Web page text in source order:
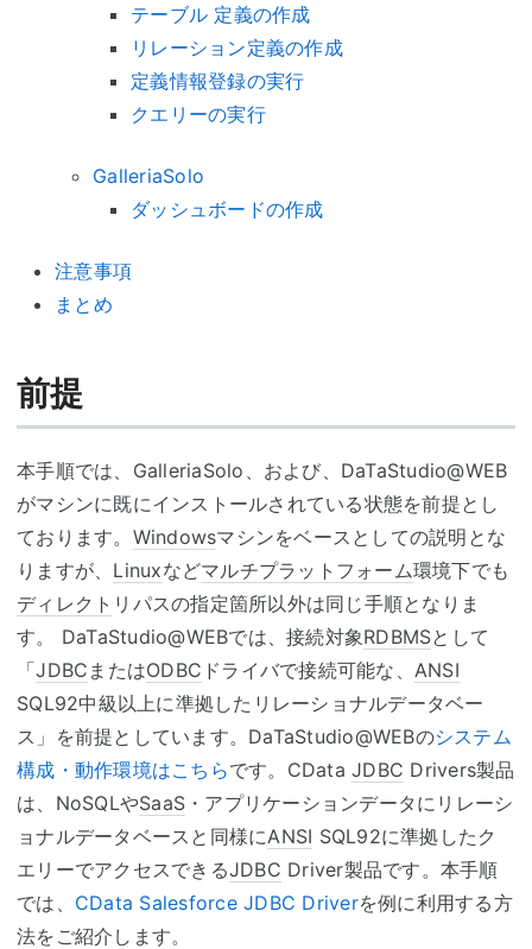
テーブル 定義の作成
リレーション定義の作成
定義情報登録の実行
クエリーの実行
GalleriaSolo
ダッシュボードの作成
注意事項
まとめ
前提
本手順では、GalleriaSolo、および、DaTaStudio@WEB
がマシンに既にインストールされている状態を前提とし
ております。 Windowsマシンをベースとしての説明とな
りますが、 Linuxなどマルチプラットフォーム環境下でも
ディレクト リパスの指定箇所以外は同じ手順となりま
す。 DaTaStudio@WEBでは、接続対象RDBMSとして
「JDBC またはODBC ドライバで接続可能な、 ANSI
SQL92中級以上に準拠したリレーショナルデータベー
ス」を前提としています。DaTaStudio@WEBのシステム
構成・動作環境はこちらです。CData JDBC Drivers製品
は、NoSQLやSaaS ・アプリケーションデータにリレーシ
ョナルデータベースと同様にANSI SQL92に準拠したク
エリーでアクセスできるJDBC Driver製品です。本手順
では、 CData Salesforce JDBC Driverを例に利用する方
法をご紹介します。